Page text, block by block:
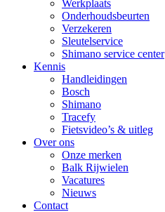
Werkplaats
Onderhoudsbeurten
Verzekeren
Sleutelservice
Shimano service center
Kennis
Handleidingen
Bosch
Shimano
Tracefy
Fietsvideo’s & uitleg
Over ons
Onze merken
Balk Rijwielen
Vacatures
Nieuws
Contact